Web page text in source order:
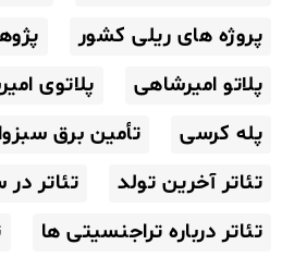
پروژه های ریلی کشور
پلاتو امیرشاهی
پلاتوی
پله کرسی
تأمین برق
تئاتر آخرین تولد
تئاتر در
تئاتر درباره تراجنسیتی ها